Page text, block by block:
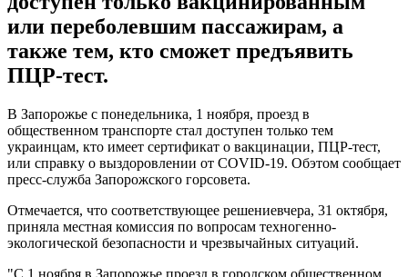
или переболевшим пассажирам, а
также тем, кто сможет предъявить
ПЦР-тест.
В Запорожье с понедельника, 1 ноября, проезд в
общественном транспорте стал доступен только тем
украинцам, кто имеет сертификат о вакцинации, ПЦР-тест,
или справку о выздоровлении от COVID-19. Обэтом сообщает
пресс-служба Запорожского горсовета.
Отмечается, что соответствующее решениевчера, 31 октября,
приняла местная комиссия по вопросам техногенно-
экологической безопасности и чрезвычайных ситуаций.
"С 1 ноября в Запорожье проезд в городском общественном